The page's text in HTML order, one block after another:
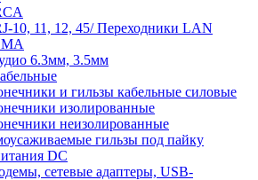
10, 11, 12, 45/ Переходники LAN
6.3мм, 3.5мм
и гильзы кабельные силовые
изолированные
неизолированные
гильзы под пайку
DC
сетевые адаптеры, USB-